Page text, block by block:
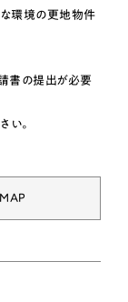
な環境の更地物件
書の提出が必要
い。
MAP